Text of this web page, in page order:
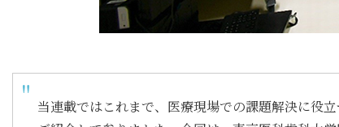
当連載ではこれまで、医療現場での課題解決に役